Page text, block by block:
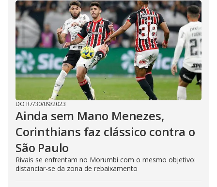
DO R7/30/09/2023
Ainda sem Mano Menezes,
Corinthians faz clássico contra o
São Paulo
Rivais se enfrentam no Morumbi com o mesmo objetivo:
distanciar-se da zona de rebaixamento